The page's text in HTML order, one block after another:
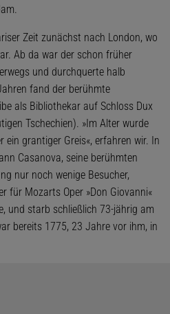
Zeit zunächst nach London, wo
Ab da war der schon früher
und durchquerte halb
fand der berühmte
als Bibliothekar auf Schloss Dux
Tschechien). »Im Alter wurde
ein grantiger Greis«, erfahren wir. In
Casanova, seine berühmten
nur noch wenige Besucher,
für Mozarts Oper »Don Giovanni«
und starb schließlich 73-jährig am
bereits 1775, 23 Jahre vor ihm, in